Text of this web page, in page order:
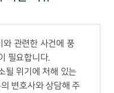
동향
와 관련한 사건에 풍
필요합니다.
될 위기에 처해 있는
변호사와 상담해 주